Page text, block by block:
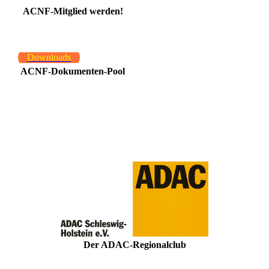
ACNF-Mitglied werden!
Downloads
ACNF-Dokumenten-Pool
Der ADAC-Regionalclub